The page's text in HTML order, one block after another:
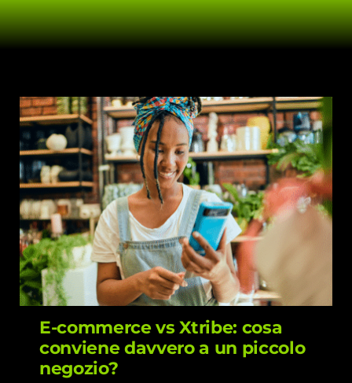
E-commerce vs Xtribe: cosa conviene
davvero a un piccolo negozio?
E-commerce vs Xtribe: cosa
conviene davvero a un piccolo
negozio?